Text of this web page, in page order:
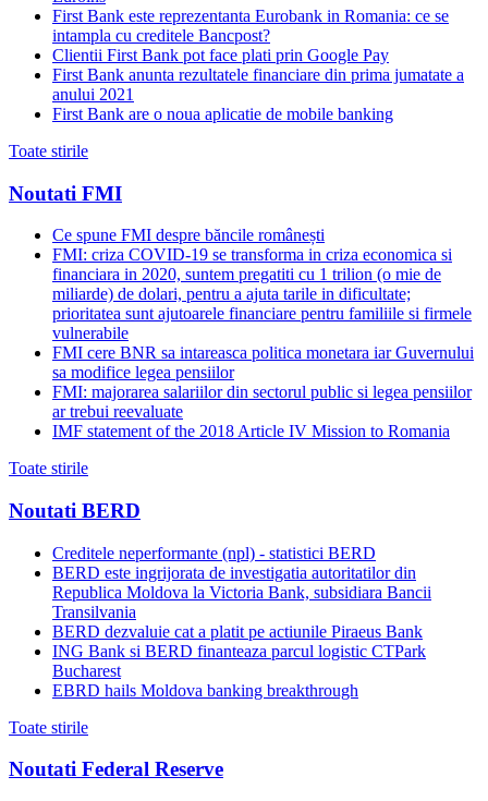
First Bank este reprezentanta Eurobank in Romania: ce se
intampla cu creditele Bancpost?
Clientii First Bank pot face plati prin Google Pay
First Bank anunta rezultatele financiare din prima jumatate a
anului 2021
First Bank are o noua aplicatie de mobile banking
Toate stirile
Noutati FMI
Ce spune FMI despre băncile românești
FMI: criza COVID-19 se transforma in criza economica si
financiara in 2020, suntem pregatiti cu 1 trilion (o mie de
miliarde) de dolari, pentru a ajuta tarile in dificultate;
prioritatea sunt ajutoarele financiare pentru familiile si firmele
vulnerabile
FMI cere BNR sa intareasca politica monetara iar Guvernului
sa modifice legea pensiilor
FMI: majorarea salariilor din sectorul public si legea pensiilor
ar trebui reevaluate
IMF statement of the 2018 Article IV Mission to Romania
Toate stirile
Noutati BERD
Creditele neperformante (npl) - statistici BERD
BERD este ingrijorata de investigatia autoritatilor din
Republica Moldova la Victoria Bank, subsidiara Bancii
Transilvania
BERD dezvaluie cat a platit pe actiunile Piraeus Bank
ING Bank si BERD finanteaza parcul logistic CTPark
Bucharest
EBRD hails Moldova banking breakthrough
Toate stirile
Noutati Federal Reserve